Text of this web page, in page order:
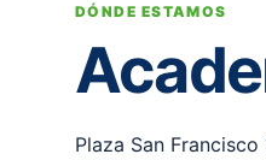
DÓNDE ESTAMOS
Plaza San